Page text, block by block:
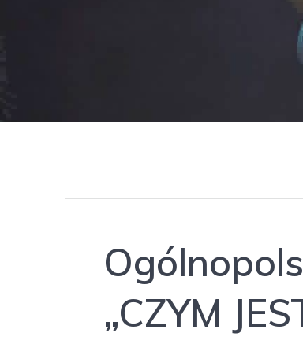
„CZYM